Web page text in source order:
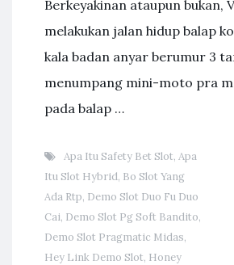
Berkeyakinan ataupun bukan,
melakukan jalan hidup balap
kala badan anyar berumur 3
menumpang mini-moto pra
pada balap …
Apa Itu Safety Bet Slot, Apa
Itu Slot Hybrid, Bo Slot Yang
Ada Rtp, Demo Slot Duo Fu Duo
Cai, Demo Slot Pg Soft Bandito,
Demo Slot Pragmatic Midas,
Hey Link Demo Slot, Honey